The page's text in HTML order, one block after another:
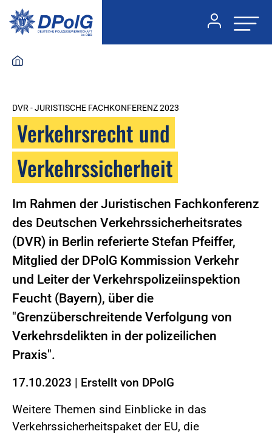
DVR - JURISTISCHE FACHKONFERENZ 2023
Verkehrsrecht und
Verkehrssicherheit
Im Rahmen der Juristischen Fachkonferenz
des Deutschen Verkehrssicherheitsrates
(DVR) in Berlin referierte Stefan Pfeiffer,
Mitglied der DPolG Kommission Verkehr
und Leiter der Verkehrspolizeiinspektion
Feucht (Bayern), über die
"Grenzüberschreitende Verfolgung von
Verkehrsdelikten in der polizeilichen
Praxis".
17.10.2023 | Erstellt von DPolG
Weitere Themen sind Einblicke in das
Verkehrssicherheitspaket der EU, die